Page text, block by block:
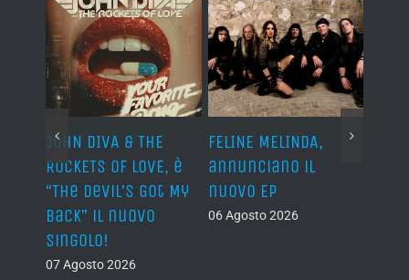
JOHN DIVA & THE
ROCKETS OF LOVE, è
“The Devil’s Got My
Back” il nuovo
singolo!
07 Agosto 2026
FELINE MELINDA,
annunciano il
nuovo EP
06 Agosto 2026